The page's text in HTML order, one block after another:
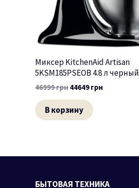
Миксер KitchenAid Artisan
5KSM185PSEOB 4.8 л черный
46999грн 44649 грн
В корзину
БЫТОВАЯ ТЕХНИКА